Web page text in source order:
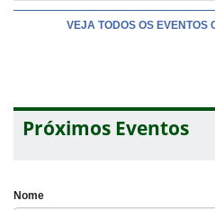
VEJA TODOS OS EVENTOS
Próximos Eventos
Nome